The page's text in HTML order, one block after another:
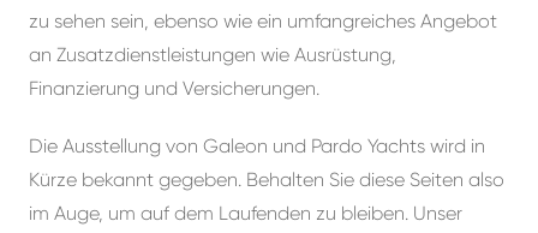
zu sehen sein, ebenso wie ein umfangreiches Angebot
an Zusatzdienstleistungen wie Ausrüstung,
Finanzierung und Versicherungen.
Die Ausstellung von Galeon und Pardo Yachts wird in
Kürze bekannt gegeben. Behalten Sie diese Seiten also
im Auge, um auf dem Laufenden zu bleiben. Unser